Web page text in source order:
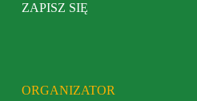
ZAPISZ SIĘ
ORGANIZATOR